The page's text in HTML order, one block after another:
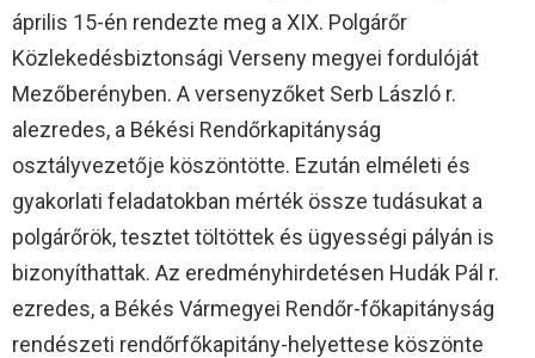
április 15-én rendezte meg a XIX. Polgárőr
Közlekedésbiztonsági Verseny megyei fordulóját
Mezőberényben. A versenyzőket Serb László r.
alezredes, a Békési Rendőrkapitányság
osztályvezetője köszöntötte. Ezután elméleti és
gyakorlati feladatokban mérték össze tudásukat a
polgárőrök, tesztet töltöttek és ügyességi pályán is
bizonyíthattak. Az eredményhirdetésen Hudák Pál r.
ezredes, a Békés Vármegyei Rendőr-főkapitányság
rendészeti rendőrfőkapitány-helyettese köszönte